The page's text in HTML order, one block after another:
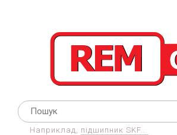
Наприклад, підшипник SKF...